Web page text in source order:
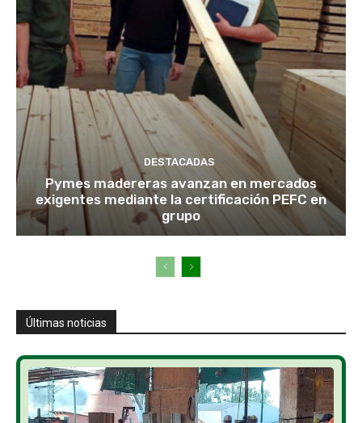
DESTACADAS
Pymes madereras avanzan en mercados
exigentes mediante la certificación PEFC en
grupo
Últimas noticias